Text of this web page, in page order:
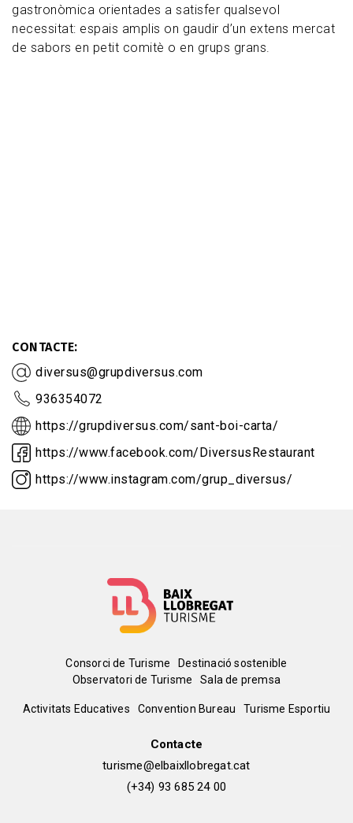
gastronòmica orientades a satisfer qualsevol
necessitat: espais amplis on gaudir d’un extens mercat
de sabors en petit comitè o en grups grans.
CONTACTE
diversus@grupdiversus.com
936354072
https://grupdiversus.com/sant-boi-carta/
https://www.facebook.com/DiversusRestaurant
https://www.instagram.com/grup_diversus/
Menú
del
Consorci de Turisme
Destinació sostenible
Observatori de Turisme
Sala de premsa
Peu
Activitats Educatives Convention Bureau Turisme Esportiu
Contacte
turisme@elbaixllobregat.cat
(+34) 93 685 24 00